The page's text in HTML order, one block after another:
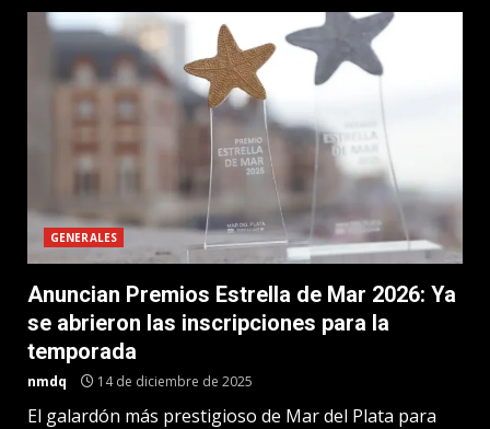
GENERALES
Anuncian Premios Estrella de Mar 2026: Ya
se abrieron las inscripciones para la
temporada
nmdq 14 de diciembre de 2025
El galardón más prestigioso de Mar del Plata para